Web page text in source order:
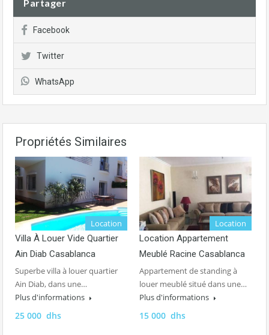
Partager
Facebook
Twitter
WhatsApp
Propriétés Similaires
Location
Villa À Louer Vide Quartier
Ain Diab Casablanca
Superbe villa à louer quartier
Ain Diab, dans une…
Plus d'informations
25 000 dhs
Location
Location Appartement
Meublé Racine Casablanca
Appartement de standing à
louer meublé situé dans une…
Plus d'informations
15 000 dhs